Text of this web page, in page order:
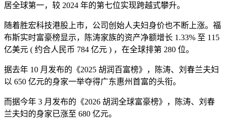
居全球第一，较 2024 年的第七位实现跨越式攀升。
随着胜宏科技港股上市，公司创始人夫妇身价也不断上涨。福
布斯实时富豪榜显示，陈涛家族的资产净额增长 1.33% 至 115
亿美元 ( 约合人民币 784 亿元 ) ，在全球排第 280 位。
据去年 10 月发布的《2025 胡润百富榜》，陈涛、刘春兰夫妇
以 650 亿元的身家一举夺得广东惠州首富的头衔。
而据今年 3 月发布的《2026 胡润全球富豪榜》，陈涛、刘春
兰夫妇的身家已涨至 680 亿元。